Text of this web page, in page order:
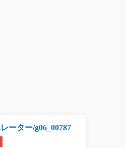
ーター/g06_00787